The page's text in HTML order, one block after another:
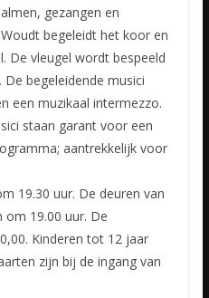
gezangen en
begeleidt het koor en
De vleugel wordt bespeeld
begeleidende musici
een muzikaal intermezzo.
staan garant voor een
aantrekkelijk voor
19.30 uur. De deuren van
19.00 uur. De
Kinderen tot 12 jaar
zijn bij de ingang van